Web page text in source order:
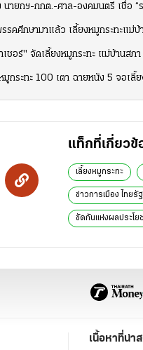
นายกฯ-กกต.-ศาล-องคมนตรี เชื่อ “
รคศึกษามาแล้ว เลี้ยงหมูกระทะแม่บ้
ชอร์" จัดเลี้ยงหมูกระทะ แม่บ้านสภ
กระทะ 100 เตา ฉายหนัง 5 จอเลี้
แท็กที่เกี่ยวข้
เลี้ยงหมูกระทะ
ข่าวการเมือง ไทยรัฐ
ขัดกันแห่งผลประโย
เนื้อหาที่น่า